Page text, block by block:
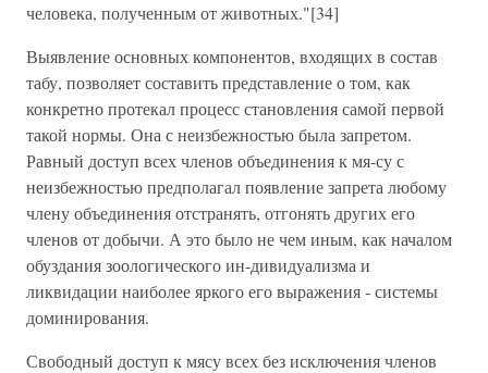
человека, полученным от животных."[34]
Выявление основных компонентов, входящих в состав
табу, позволяет составить представление о том, как
конкретно протекал процесс становления самой первой
такой нормы. Она с неизбежностью была запретом.
Равный доступ всех членов объединения к мя-су с
неизбежностью предполагал появление запрета любому
члену объединения отстранять, отгонять других его
членов от добычи. А это было не чем иным, как началом
обуздания зоологического ин-дивидуализма и
ликвидации наиболее яркого его выражения - системы
доминирования.
Свободный доступ к мясу всех без исключения членов